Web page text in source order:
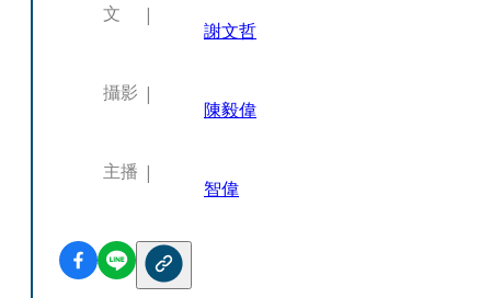
文
謝文哲
攝影
陳毅偉
主播
智偉